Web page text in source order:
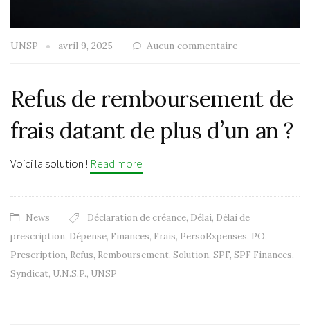
UNSP avril 9, 2025 Aucun commentaire
Refus de remboursement de
frais datant de plus d’un an ?
Voici la solution ! Read more
News Déclaration de créance, Délai, Délai de
prescription, Dépense, Finances, Frais, PersoExpenses, PO,
Prescription, Refus, Remboursement, Solution, SPF, SPF Finances,
Syndicat, U.N.S.P., UNSP